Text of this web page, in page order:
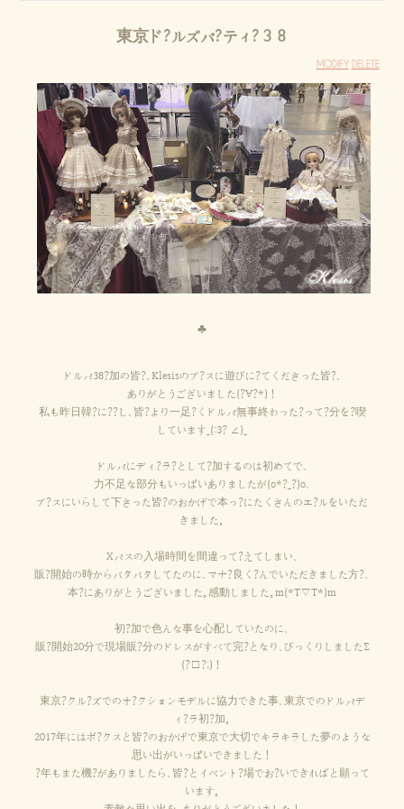
東京ド?ルズパ?ティ?３８
MODIFY DELETE
♣
ドルパ38?加の皆?、Klesisのブ?スに遊びに?てくださった皆?、
ありがとうございました(?∀?*)！
私も昨日韓?に??し、皆?より一足?くドルパ無事終わった?って?分を?喫
しています_(:3? ∠)_
ドルパにディ?ラ?として?加するのは初めてで、
力不足な部分もいっぱいありましたが(o*?_?)o、
ブ?スにいらして下さった皆?のおかげで本っ?にたくさんのエ?ルをいただ
きました。
Xパスの入場時間を間違って?えてしまい、
販?開始の時からバタバタしてたのに、マナ?良く?んでいただきました方?、
本?にありがとうございました。感動しました。m(*T▽T*)m
初?加で色んな事を心配していたのに、
販?開始20分で現場販?分のドレスがすべて完?となり、びっくりしました∑
(?□?;)！
東京?クル?ズでのオ?クションモデルに協力できた事、東京でのドルパデ
ィ?ラ初?加。
2017年にはボ?クスと皆?のおかげで東京で大切でキラキラした夢のような
思い出がいっぱいできました！
?年もまた機?がありましたら、皆?とイベント?場でお?いできればと願って
います。